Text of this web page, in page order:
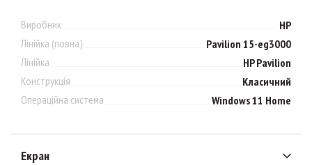
Виробник
HP
Лінійка (повна)
Pavilion 15-eg3000
Лінійка
HP Pavilion
Конструкція
Класичний
Операційна система
Windows 11 Home
Екран